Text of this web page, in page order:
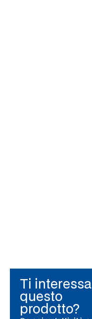
Ti interessa
questo
prodotto?